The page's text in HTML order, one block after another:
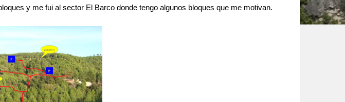
y me fui al sector El Barco donde tengo algunos bloques que me motivan.